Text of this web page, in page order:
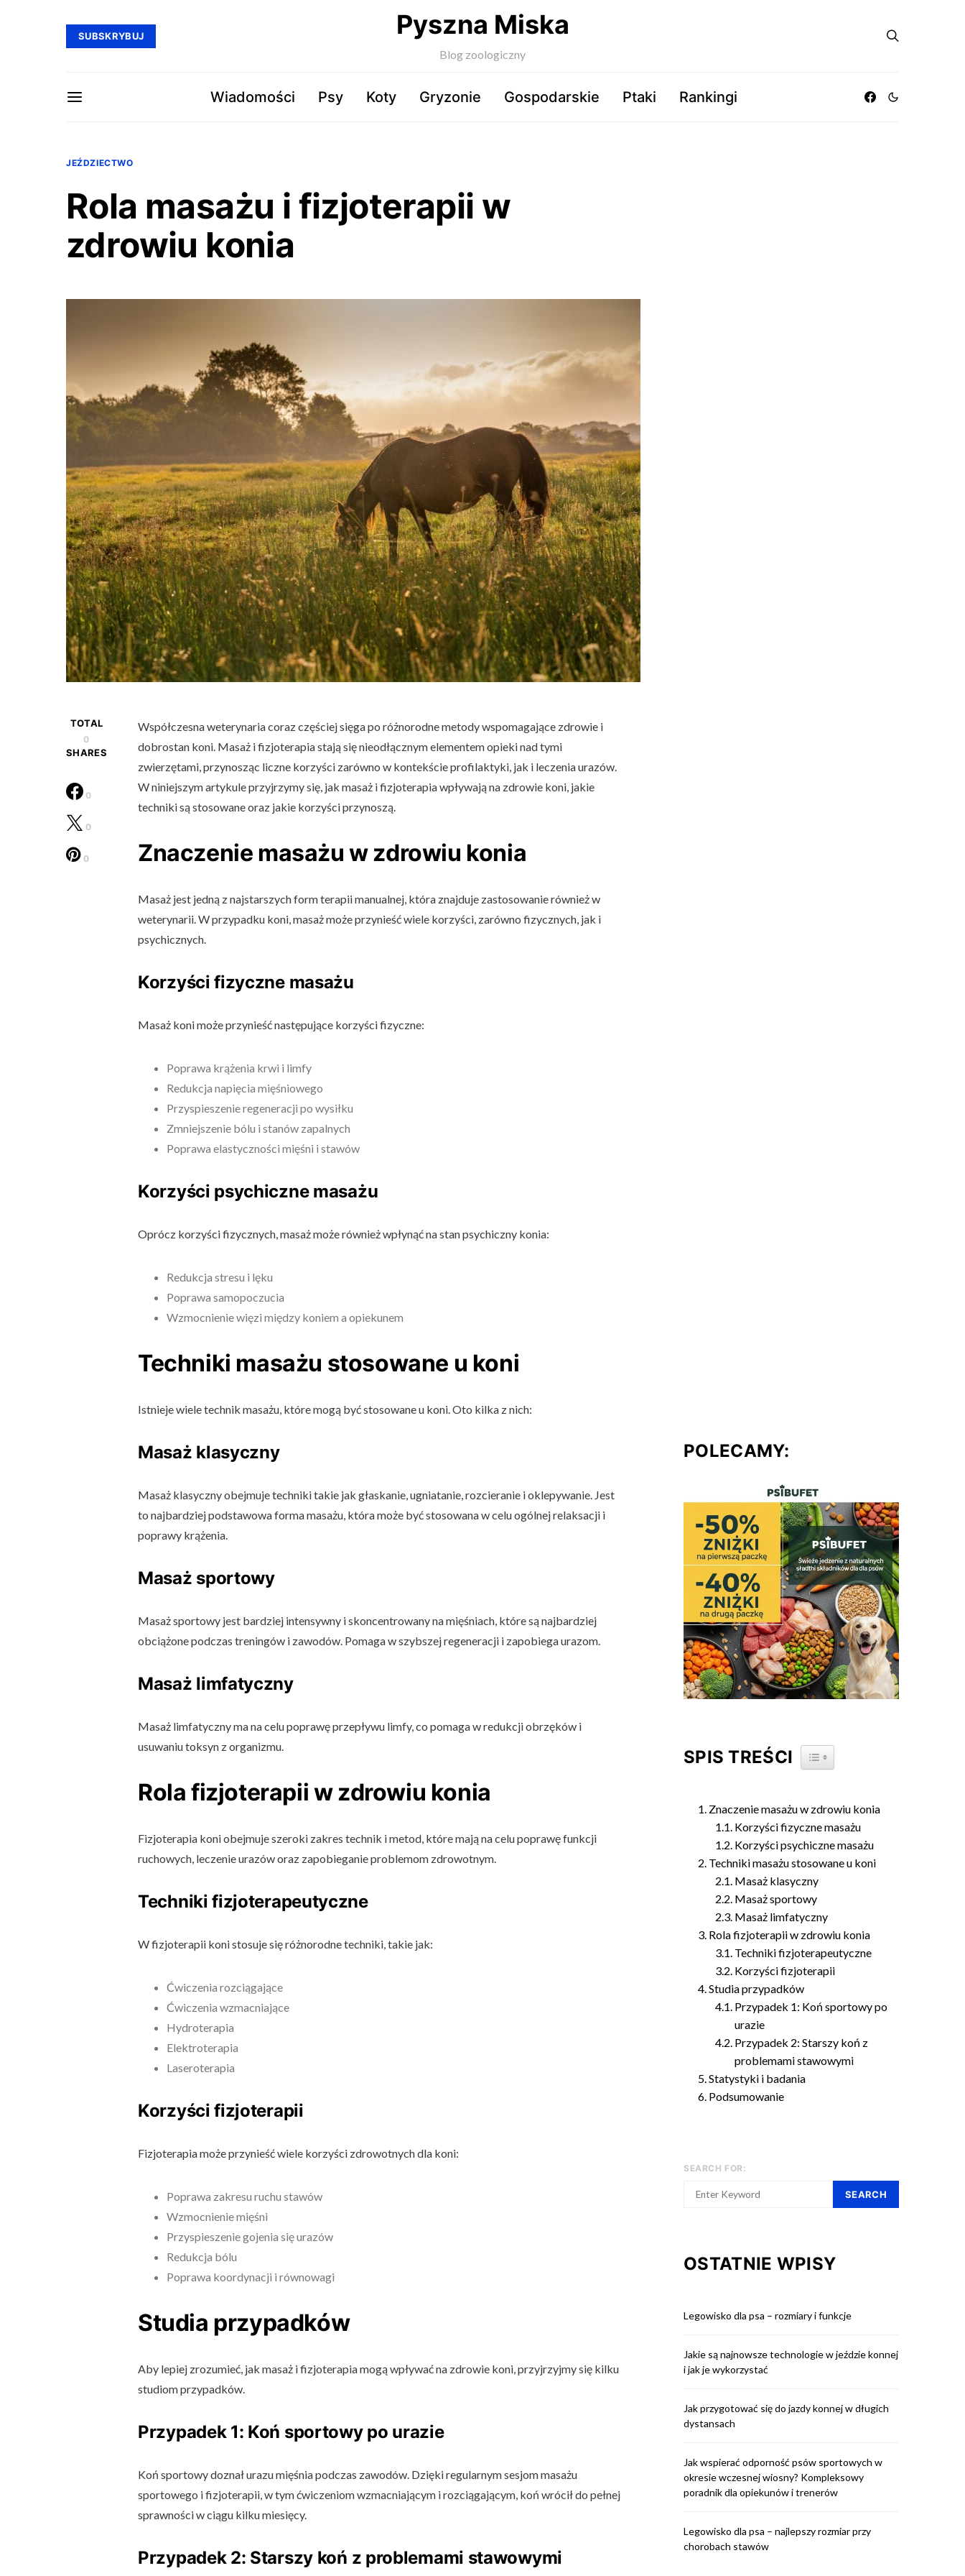
SUBSKRYBUJ Pyszna Miska
Blog zoologiczny
Wiadomości Psy Koty Gryzonie Gospodarskie Ptaki Rankingi
JEŹDZIECTWO
Rola masażu i fizjoterapii w
zdrowiu konia
TOTAL
0
SHARES
0
0
0
Współczesna weterynaria coraz częściej sięga po różnorodne metody wspomagające zdrowie i
dobrostan koni. Masaż i fizjoterapia stają się nieodłącznym elementem opieki nad tymi
zwierzętami, przynosząc liczne korzyści zarówno w kontekście profilaktyki, jak i leczenia urazów.
W niniejszym artykule przyjrzymy się, jak masaż i fizjoterapia wpływają na zdrowie koni, jakie
techniki są stosowane oraz jakie korzyści przynoszą.
Znaczenie masażu w zdrowiu konia
Masaż jest jedną z najstarszych form terapii manualnej, która znajduje zastosowanie również w
weterynarii. W przypadku koni, masaż może przynieść wiele korzyści, zarówno fizycznych, jak i
psychicznych.
Korzyści fizyczne masażu
Masaż koni może przynieść następujące korzyści fizyczne:
Poprawa krążenia krwi i limfy
Redukcja napięcia mięśniowego
Przyspieszenie regeneracji po wysiłku
Zmniejszenie bólu i stanów zapalnych
Poprawa elastyczności mięśni i stawów
Korzyści psychiczne masażu
Oprócz korzyści fizycznych, masaż może również wpłynąć na stan psychiczny konia:
Redukcja stresu i lęku
Poprawa samopoczucia
Wzmocnienie więzi między koniem a opiekunem
Techniki masażu stosowane u koni
Istnieje wiele technik masażu, które mogą być stosowane u koni. Oto kilka z nich:
Masaż klasyczny
Masaż klasyczny obejmuje techniki takie jak głaskanie, ugniatanie, rozcieranie i oklepywanie. Jest
to najbardziej podstawowa forma masażu, która może być stosowana w celu ogólnej relaksacji i
poprawy krążenia.
Masaż sportowy
Masaż sportowy jest bardziej intensywny i skoncentrowany na mięśniach, które są najbardziej
obciążone podczas treningów i zawodów. Pomaga w szybszej regeneracji i zapobiega urazom.
Masaż limfatyczny
Masaż limfatyczny ma na celu poprawę przepływu limfy, co pomaga w redukcji obrzęków i
usuwaniu toksyn z organizmu.
Rola fizjoterapii w zdrowiu konia
Fizjoterapia koni obejmuje szeroki zakres technik i metod, które mają na celu poprawę funkcji
ruchowych, leczenie urazów oraz zapobieganie problemom zdrowotnym.
Techniki fizjoterapeutyczne
W fizjoterapii koni stosuje się różnorodne techniki, takie jak:
Ćwiczenia rozciągające
Ćwiczenia wzmacniające
Hydroterapia
Elektroterapia
Laseroterapia
Korzyści fizjoterapii
Fizjoterapia może przynieść wiele korzyści zdrowotnych dla koni:
Poprawa zakresu ruchu stawów
Wzmocnienie mięśni
Przyspieszenie gojenia się urazów
Redukcja bólu
Poprawa koordynacji i równowagi
Studia przypadków
Aby lepiej zrozumieć, jak masaż i fizjoterapia mogą wpływać na zdrowie koni, przyjrzyjmy się kilku
studiom przypadków.
Przypadek 1: Koń sportowy po urazie
Koń sportowy doznał urazu mięśnia podczas zawodów. Dzięki regularnym sesjom masażu
sportowego i fizjoterapii, w tym ćwiczeniom wzmacniającym i rozciągającym, koń wrócił do pełnej
sprawności w ciągu kilku miesięcy.
Przypadek 2: Starszy koń z problemami stawowymi
POLECAMY:
SPIS TREŚCI TOGGLE TABLE OF CONTENT
Znaczenie masażu w zdrowiu konia
Korzyści fizyczne masażu
Korzyści psychiczne masażu
Techniki masażu stosowane u koni
Masaż klasyczny
Masaż sportowy
Masaż limfatyczny
Rola fizjoterapii w zdrowiu konia
Techniki fizjoterapeutyczne
Korzyści fizjoterapii
Studia przypadków
Przypadek 1: Koń sportowy po
urazie
Przypadek 2: Starszy koń z
problemami stawowymi
Statystyki i badania
Podsumowanie
SEARCH FOR:
SEARCH
OSTATNIE WPISY
Legowisko dla psa – rozmiary i funkcje
Jakie są najnowsze technologie w jeździe konnej
i jak je wykorzystać
Jak przygotować się do jazdy konnej w długich
dystansach
Jak wspierać odporność psów sportowych w
okresie wczesnej wiosny? Kompleksowy
poradnik dla opiekunów i trenerów
Legowisko dla psa – najlepszy rozmiar przy
chorobach stawów